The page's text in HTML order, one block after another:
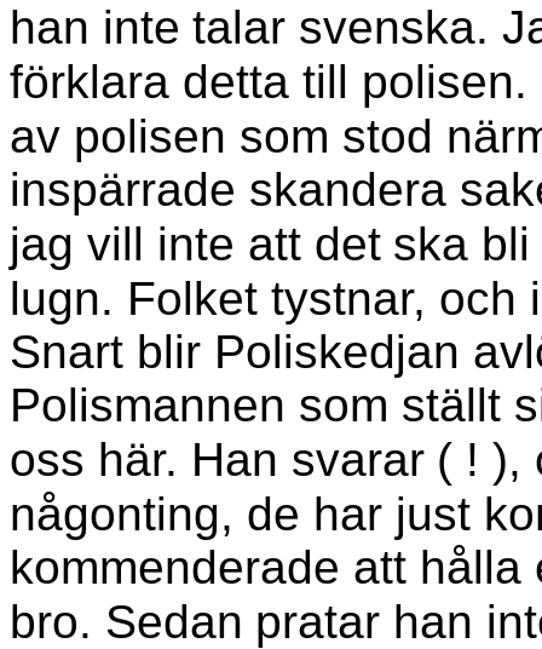
han inte talar svenska.
förklara detta till polisen.
av polisen som stod
inspärrade skandera
jag vill inte att det ska
lugn. Folket tystnar, och
Snart blir Poliskedjan
Polismannen som ställt
oss här. Han svarar ( ! ),
någonting, de har just
kommenderade att
bro. Sedan pratar han